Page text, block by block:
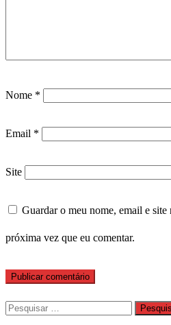
Nome *
Email *
Site
Guardar o meu nome, email e site
próxima vez que eu comentar.
Pesquisar
por: